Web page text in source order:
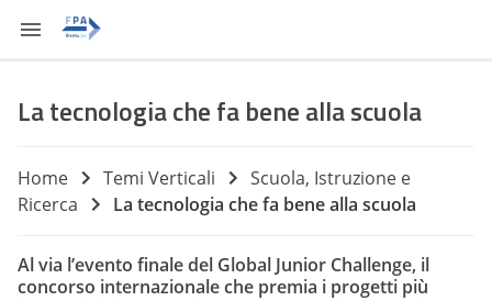
La tecnologia che fa bene alla scuola
Home Temi Verticali
Scuola, Istruzione e
Ricerca
La tecnologia che fa bene alla scuola
Al via l’evento finale del Global Junior Challenge, il
concorso internazionale che premia i progetti più